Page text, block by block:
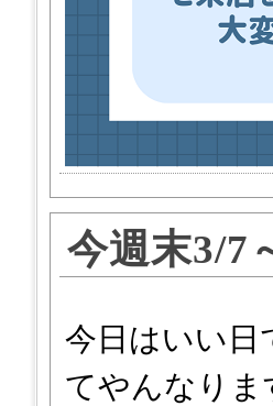
今週末3/7
今日はいい
てやんなり